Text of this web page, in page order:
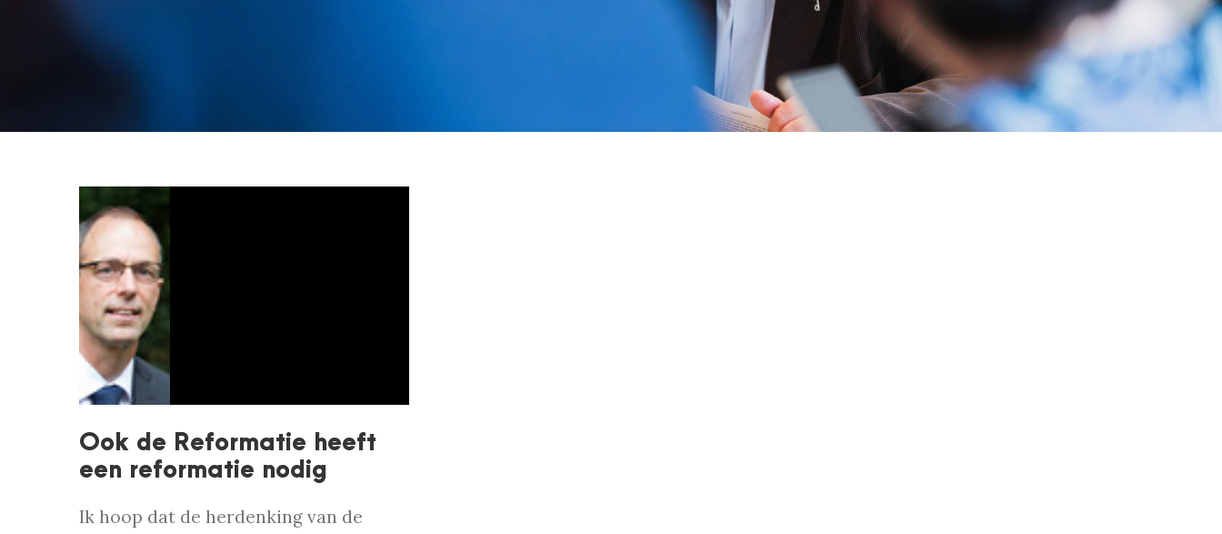
Ook de Reformatie heeft
een reformatie nodig
Ik hoop dat de herdenking van de